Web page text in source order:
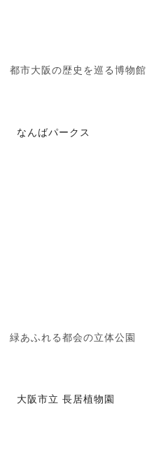
都市大阪の歴史を巡る博物館
なんばパークス
緑あふれる都会の立体公園
大阪市立 長居植物園